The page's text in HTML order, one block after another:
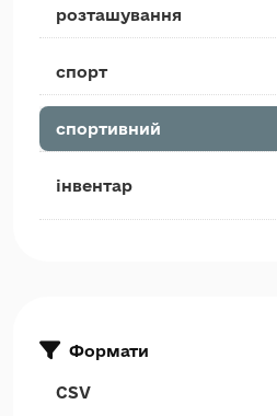
розташування
спорт
спортивний
інвентар
Формати
CSV